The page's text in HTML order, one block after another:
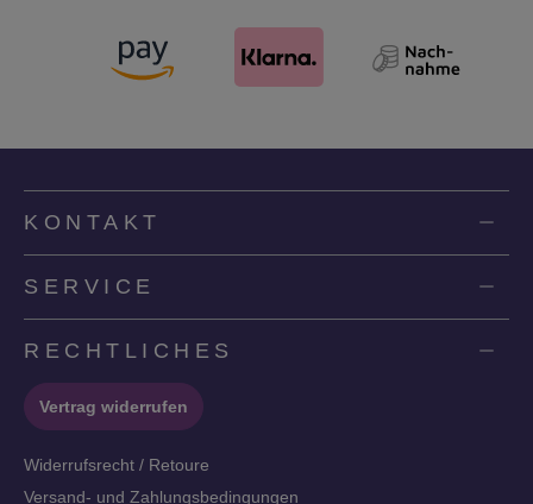
KONTAKT
SERVICE
RECHTLICHES
Vertrag widerrufen
Widerrufsrecht / Retoure
Versand- und Zahlungsbedingungen